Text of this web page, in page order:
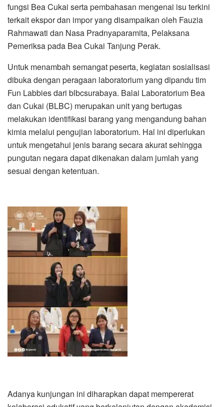
fungsi Bea Cukai serta pembahasan mengenai isu terkini
terkait ekspor dan impor yang disampaikan oleh Fauzia
Rahmawati dan Nasa Pradnyaparamita, Pelaksana
Pemeriksa pada Bea Cukai Tanjung Perak.
Untuk menambah semangat peserta, kegiatan sosialisasi
dibuka dengan peragaan laboratorium yang dipandu tim
Fun Labbies dari blbcsurabaya. Balai Laboratorium Bea
dan Cukai (BLBC) merupakan unit yang bertugas
melakukan identifikasi barang yang mengandung bahan
kimia melalui pengujian laboratorium. Hal ini diperlukan
untuk mengetahui jenis barang secara akurat sehingga
pungutan negara dapat dikenakan dalam jumlah yang
sesuai dengan ketentuan.
Adanya kunjungan ini diharapkan dapat mempererat